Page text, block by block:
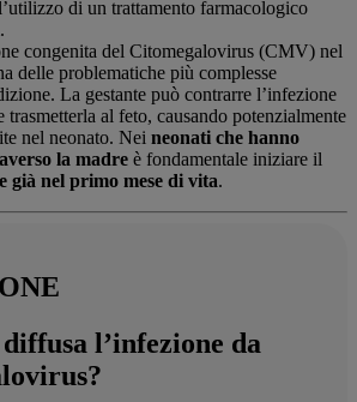
di un trattamento farmacologico
congenita del Citomegalovirus (CMV) nel
delle problematiche più complesse
La gestante può contrarre l’infezione
trasmetterla al feto, causando potenzialmente
nel neonato. Nei neonati che hanno
la madre è fondamentale iniziare il
già nel primo mese di vita.
l’infezione da